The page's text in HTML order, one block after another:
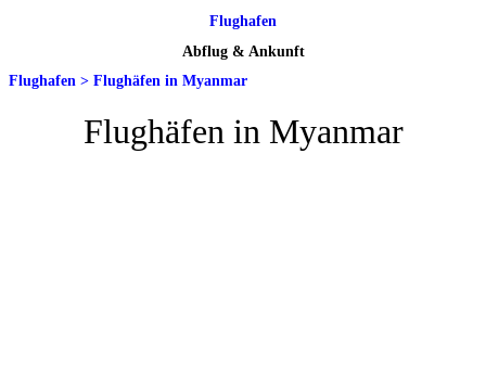
Flughafen
Abflug & Ankunft
Flughafen > Flughäfen in Myanmar
Flughäfen in Myanmar